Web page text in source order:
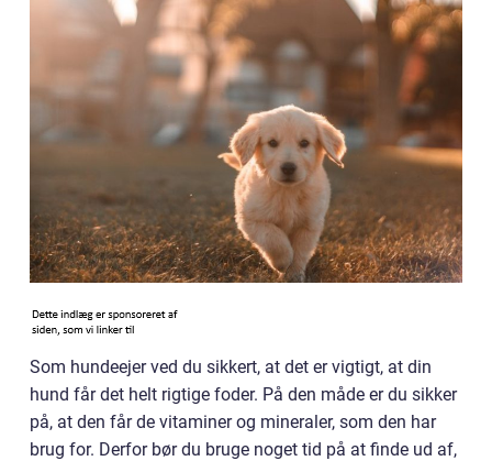
Som hundeejer ved du sikkert, at det er vigtigt, at din
hund får det helt rigtige foder. På den måde er du sikker
på, at den får de vitaminer og mineraler, som den har
brug for. Derfor bør du bruge noget tid på at finde ud af,